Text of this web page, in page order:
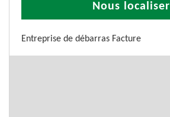
Nous localiser
Entreprise de débarras Facture